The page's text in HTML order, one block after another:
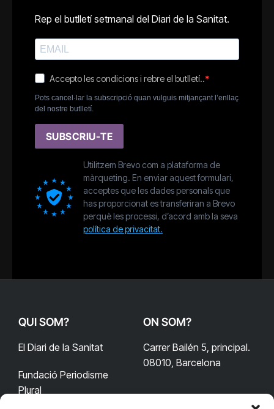
Rep el butlletí setmanal del Diari de la Sanitat.
Accepto les condicions i rebre el butlletí..
Pots cancel·lar la subscripció quan vulguis mitjançant l’enllaç
del nostre butlletí.
SUBSCRIU-TE
Utilitzem Brevo com a plataforma de
màrqueting. En enviar aquest formulari,
acceptes que les dades personals que
has proporcionat es transferiran a Brevo
perquè les processi, d’acord amb la seva
política de privacitat.
QUI SOM?
El Diari de la Sanitat
Fundació Periodisme
Plural
ON SOM?
Carrer Bailén 5, principal.
08010, Barcelona